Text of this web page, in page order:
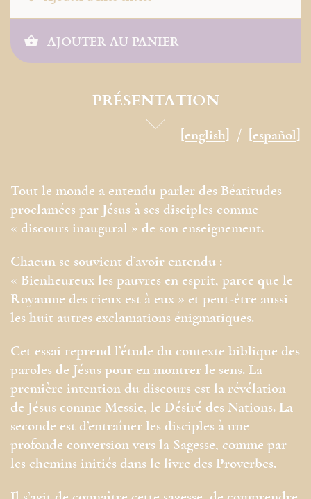
AJOUTER AU PANIER
PRÉSENTATION
[english] [español]
Tout le monde a entendu parler des Béatitudes
proclamées par Jésus à ses disciples comme
« discours inaugural » de son enseignement.
Chacun se souvient d’avoir entendu :
« Bienheureux les pauvres en esprit, parce que le
Royaume des cieux est à eux » et peut-être aussi
les huit autres exclamations énigmatiques.
Cet essai reprend l’étude du contexte biblique des
paroles de Jésus pour en montrer le sens. La
première intention du discours est la révélation
de Jésus comme Messie, le Désiré des Nations. La
seconde est d’entraîner les disciples à une
profonde conversion vers la Sagesse, comme par
les chemins initiés dans le livre des Proverbes.